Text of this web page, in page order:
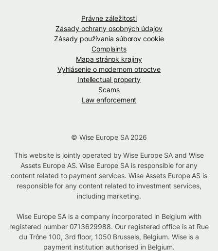
Právne záležitosti
Zásady ochrany osobných údajov
Zásady používania súborov cookie
Complaints
Mapa stránok krajiny
Vyhlásenie o modernom otroctve
Intellectual property
Scams
Law enforcement
© Wise Europe SA 2026
This website is jointly operated by Wise Europe SA and Wise
Assets Europe AS. Wise Europe SA is responsible for any
content related to payment services. Wise Assets Europe AS is
responsible for any content related to investment services,
including marketing.
Wise Europe SA is a company incorporated in Belgium with
registered number 0713629988. Our registered office is at Rue
du Trône 100, 3rd floor, 1050 Brussels, Belgium. Wise is a
payment institution authorised in Belgium.